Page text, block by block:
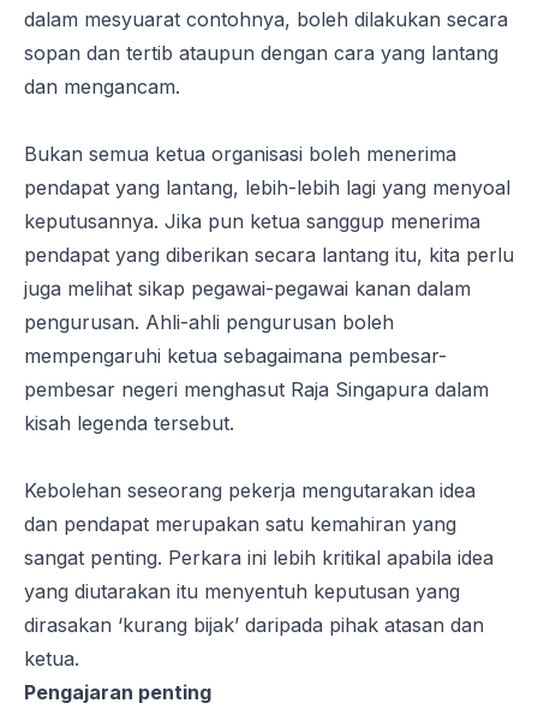
dalam mesyuarat contohnya, boleh dilakukan secara
sopan dan tertib ataupun dengan cara yang lantang
dan mengancam.
Bukan semua ketua organisasi boleh menerima
pendapat yang lantang, lebih-lebih lagi yang menyoal
keputusannya. Jika pun ketua sanggup menerima
pendapat yang diberikan secara lantang itu, kita perlu
juga melihat sikap pegawai-pegawai kanan dalam
pengurusan. Ahli-ahli pengurusan boleh
mempengaruhi ketua sebagaimana pembesar-
pembesar negeri menghasut Raja Singapura dalam
kisah legenda tersebut.
Kebolehan seseorang pekerja mengutarakan idea
dan pendapat merupakan satu kemahiran yang
sangat penting. Perkara ini lebih kritikal apabila idea
yang diutarakan itu menyentuh keputusan yang
dirasakan ‘kurang bijak’ daripada pihak atasan dan
ketua.
Pengajaran penting